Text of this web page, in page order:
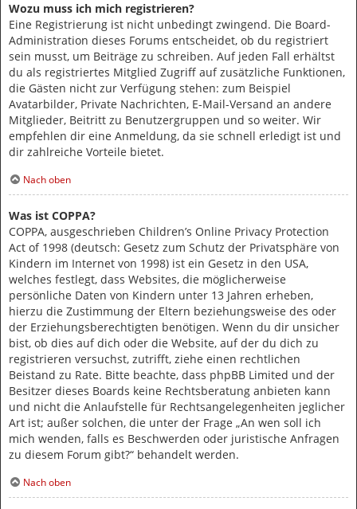
Wozu muss ich mich registrieren?
Eine Registrierung ist nicht unbedingt zwingend. Die Board-
Administration dieses Forums entscheidet, ob du registriert
sein musst, um Beiträge zu schreiben. Auf jeden Fall erhältst
du als registriertes Mitglied Zugriff auf zusätzliche Funktionen,
die Gästen nicht zur Verfügung stehen: zum Beispiel
Avatarbilder, Private Nachrichten, E-Mail-Versand an andere
Mitglieder, Beitritt zu Benutzergruppen und so weiter. Wir
empfehlen dir eine Anmeldung, da sie schnell erledigt ist und
dir zahlreiche Vorteile bietet.
Nach oben
Was ist COPPA?
COPPA, ausgeschrieben Children’s Online Privacy Protection
Act of 1998 (deutsch: Gesetz zum Schutz der Privatsphäre von
Kindern im Internet von 1998) ist ein Gesetz in den USA,
welches festlegt, dass Websites, die möglicherweise
persönliche Daten von Kindern unter 13 Jahren erheben,
hierzu die Zustimmung der Eltern beziehungsweise des oder
der Erziehungsberechtigten benötigen. Wenn du dir unsicher
bist, ob dies auf dich oder die Website, auf der du dich zu
registrieren versuchst, zutrifft, ziehe einen rechtlichen
Beistand zu Rate. Bitte beachte, dass phpBB Limited und der
Besitzer dieses Boards keine Rechtsberatung anbieten kann
und nicht die Anlaufstelle für Rechtsangelegenheiten jeglicher
Art ist; außer solchen, die unter der Frage „An wen soll ich
mich wenden, falls es Beschwerden oder juristische Anfragen
zu diesem Forum gibt?“ behandelt werden.
Nach oben